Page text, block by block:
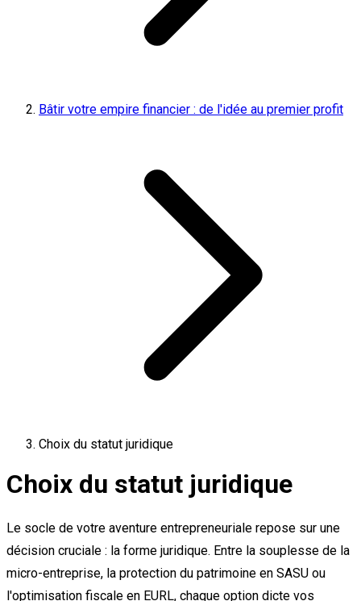
Bâtir votre empire financier : de l'idée au premier profit
Choix du statut juridique
Choix du statut juridique
Le socle de votre aventure entrepreneuriale repose sur une
décision cruciale : la forme juridique. Entre la souplesse de la
micro-entreprise, la protection du patrimoine en SASU ou
l'optimisation fiscale en EURL, chaque option dicte vos